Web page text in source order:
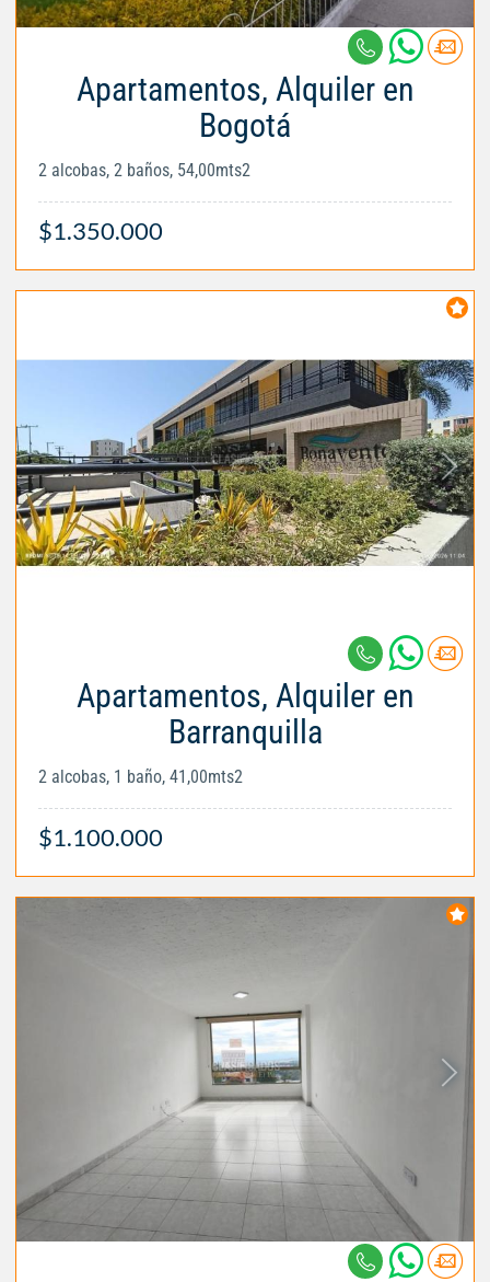
Apartamentos, Alquiler en
Bogotá
2 alcobas, 2 baños, 54,00mts2
$1.350.000
Apartamentos, Alquiler en
Barranquilla
2 alcobas, 1 baño, 41,00mts2
$1.100.000